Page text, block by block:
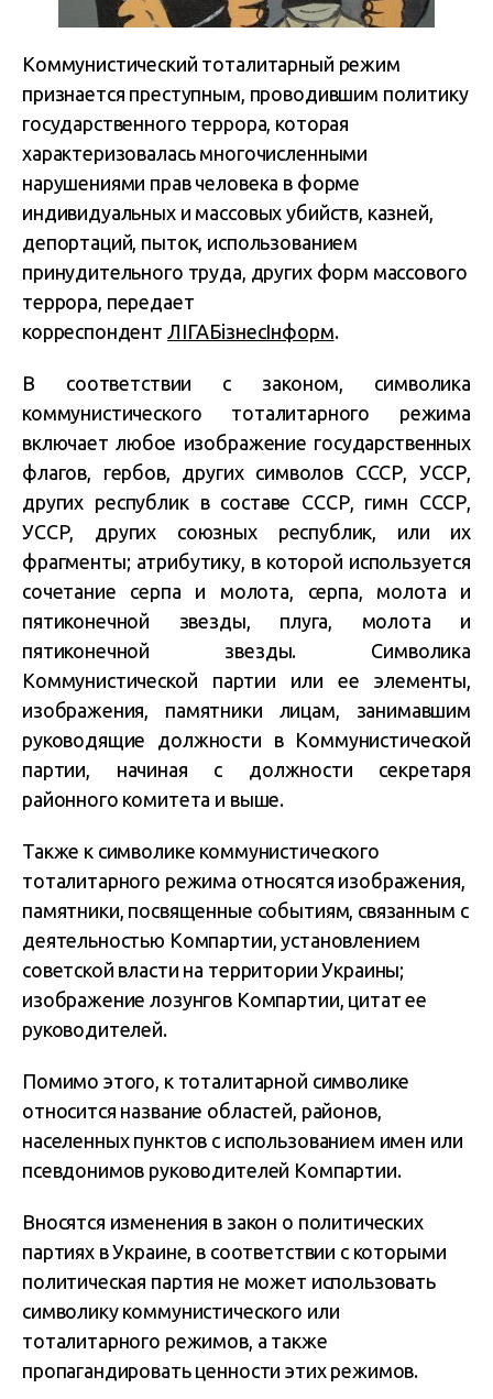
Коммунистический тоталитарный режим
признается преступным, проводившим политику
государственного террора, которая
характеризовалась многочисленными
нарушениями прав человека в форме
индивидуальных и массовых убийств, казней,
депортаций, пыток, использованием
принудительного труда, других форм массового
террора, передает
корреспондент ЛІГАБізнесІнформ.
В соответствии с законом, символика
коммунистического тоталитарного режима
включает любое изображение государственных
флагов, гербов, других символов СССР, УССР,
других республик в составе СССР, гимн СССР,
УССР, других союзных республик, или их
фрагменты; атрибутику, в которой используется
сочетание серпа и молота, серпа, молота и
пятиконечной звезды, плуга, молота и
пятиконечной звезды. Символика
Коммунистической партии или ее элементы,
изображения, памятники лицам, занимавшим
руководящие должности в Коммунистической
партии, начиная с должности секретаря
районного комитета и выше.
Также к символике коммунистического
тоталитарного режима относятся изображения,
памятники, посвященные событиям, связанным с
деятельностью Компартии, установлением
советской власти на территории Украины;
изображение лозунгов Компартии, цитат ее
руководителей.
Помимо этого, к тоталитарной символике
относится название областей, районов,
населенных пунктов с использованием имен или
псевдонимов руководителей Компартии.
Вносятся изменения в закон о политических
партиях в Украине, в соответствии с которыми
политическая партия не может использовать
символику коммунистического или
тоталитарного режимов, а также
пропагандировать ценности этих режимов.